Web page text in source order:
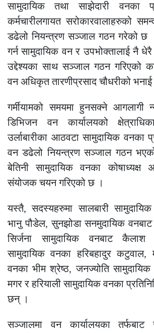
सामुदायिक तथा साझेदारी वनका
कर्मचारीलगायत सरोकारवालाहरुको
डढेलो नियन्त्रण सञ्जाल गठन गरेको छ
गर्न सामुदायिक वन र उपभोक्तालाई नै
उद्देश्यका साथ सञ्जाल गठन गरिएको
वन अधिकृत तारणीप्रसाद चौधरीको
गर्मीयामको समयमा हुनसक्ने आगलागी
डिभिजन वन कार्यालयको
उर्लाबारीका आठवटा सामुदायिक वनका
वन डढेलो नियन्त्रण सञ्जाल गठन
बेतिनी सामुदायिक वनका कोषाध्यक्ष
संयोजक चयन गरिएको छ ।
यस्तै, सदस्यहरुमा सालबारी
भानु पौडेल, सुनझोडा सनमुदायिक वनबाट
सिर्जना सामुदायिक वनबाट कैलाश
सामुदायिक वनका हरिबहादुर कटुवाल,
वनका भीम श्रेष्ठ, जनज्योति
मगर र हरियाली सामुदायिक वनका
छन् ।
सञ्जालमा वन कार्यालयका तर्फबाट